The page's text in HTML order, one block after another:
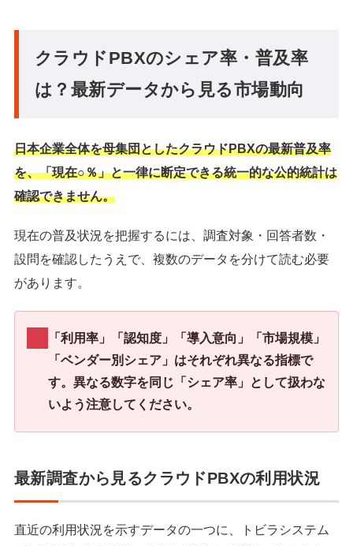
クラウドPBXのシェア率・普及率
は？最新データから見る市場動向
日本企業全体を母集団としたクラウドPBXの最新普及率
を、「現在○％」と一律に断定できる統一的な公的統計は
確認できません。
現在の普及状況を把握するには、調査対象・回答者数・
設問を確認したうえで、複数のデータを分けて読む必要
があります。
「利用率」「認知度」「導入意向」「市場規模」
「ベンダー別シェア」はそれぞれ異なる指標で
す。異なる数字を同じ「シェア率」として扱わな
いよう注意してください。
最新調査から見るクラウドPBXの利用状況
直近の利用状況を示すデータの一つに、トビラシステム